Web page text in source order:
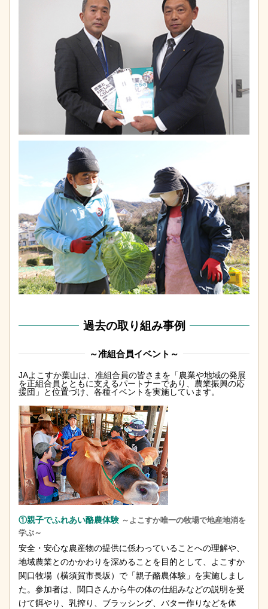
過去の取り組み事例
～准組合員イベント～
JAよこすか葉山は、准組合員の皆さまを「農業や地域の発展
を正組合員とともに支えるパートナーであり、農業振興の応
援団」と位置づけ、各種イベントを実施しています。
①親子でふれあい酪農体験 ～よこすか唯一の牧場で地産地消を
学ぶ～
安全・安心な農産物の提供に係わっていることへの理解や、
地域農業とのかかわりを深めることを目的として、よこすか
関口牧場（横須賀市長坂）で「親子酪農体験」を実施しまし
た。参加者は、関口さんから牛の体の仕組みなどの説明を受
けて餌やり、乳搾り、ブラッシング、バター作りなどを体